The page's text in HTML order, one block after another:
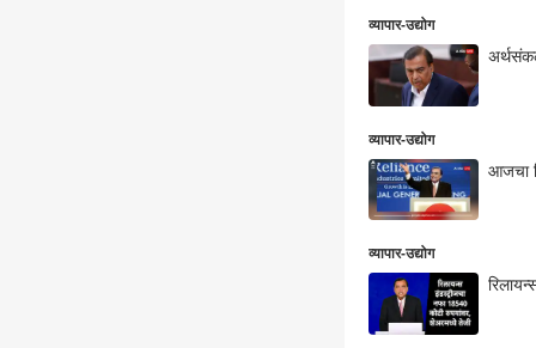
व्यापार-उद्योग
व्यापार-उद्योग
आजचा
व्यापार-उद्योग